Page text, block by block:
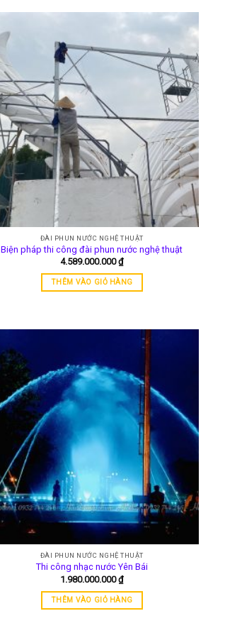
ĐÀI PHUN NƯỚC NGHỆ THUẬT
Biện pháp thi công đài phun nước nghệ thuật
4.589.000.000₫
THÊM VÀO GIỎ HÀNG
ĐÀI PHUN NƯỚC NGHỆ THUẬT
Thi công nhạc nước Yên Bái
1.980.000.000₫
THÊM VÀO GIỎ HÀNG